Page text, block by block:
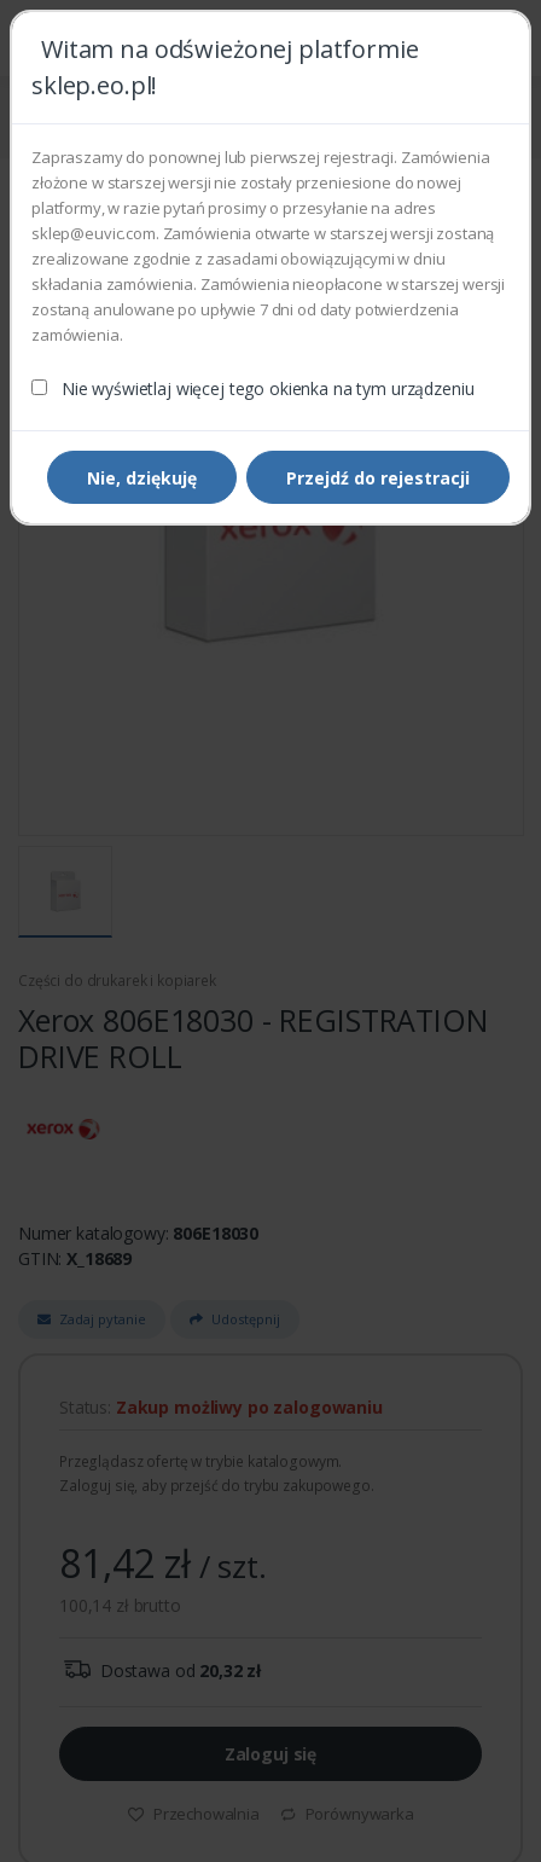
Witam na odświeżonej platformie
sklep.eo.pl!
Zapraszamy do ponownej lub pierwszej rejestracji. Zamówienia
złożone w starszej wersji nie zostały przeniesione do nowej
platformy, w razie pytań prosimy o przesyłanie na adres
sklep@euvic.com. Zamówienia otwarte w starszej wersji zostaną
zrealizowane zgodnie z zasadami obowiązującymi w dniu
składania zamówienia. Zamówienia nieopłacone w starszej wersji
zostaną anulowane po upływie 7 dni od daty potwierdzenia
zamówienia.
Nie wyświetlaj więcej tego okienka na tym urządzeniu
Nie, dziękuję Przejdź do rejestracji
Strona główna Części zamienne
Części do drukarek i kopiarek
Xerox 806E18030 - REGISTRATION
DRIVE ROLL
Numer katalogowy: 806E18030
GTIN:X_18689
Zadaj pytanie Udostępnij
Status: Zakup możliwy po zalogowaniu
Przeglądasz ofertę w trybie katalogowym.
Zaloguj się, aby przejść do trybu zakupowego.
81,42 zł/ szt.
100,14 zł brutto
Dostawa od 20,32 zł
Zaloguj się
Przechowalnia Porównywarka